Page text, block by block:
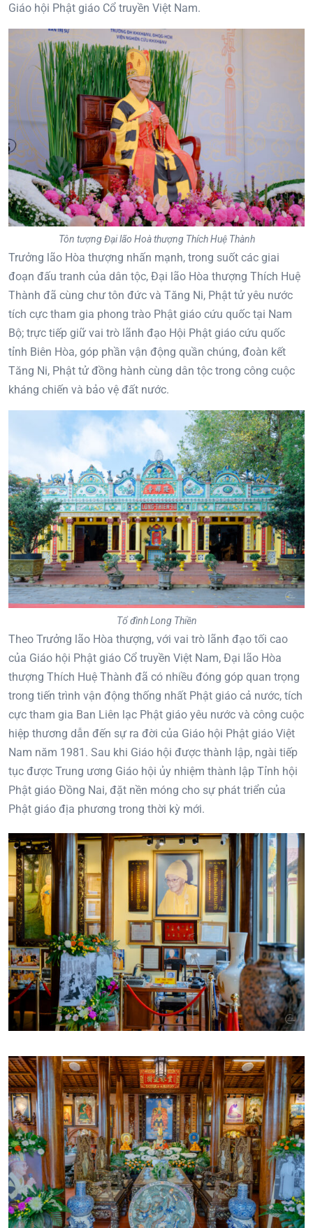
Giáo hội Phật giáo Cổ truyền Việt Nam.
Tôn tượng Đại lão Hoà thượng Thích Huệ Thành
Trưởng lão Hòa thượng nhấn mạnh, trong suốt các giai
đoạn đấu tranh của dân tộc, Đại lão Hòa thượng Thích Huệ
Thành đã cùng chư tôn đức và Tăng Ni, Phật tử yêu nước
tích cực tham gia phong trào Phật giáo cứu quốc tại Nam
Bộ; trực tiếp giữ vai trò lãnh đạo Hội Phật giáo cứu quốc
tỉnh Biên Hòa, góp phần vận động quần chúng, đoàn kết
Tăng Ni, Phật tử đồng hành cùng dân tộc trong công cuộc
kháng chiến và bảo vệ đất nước.
Tổ đình Long Thiền
Theo Trưởng lão Hòa thượng, với vai trò lãnh đạo tối cao
của Giáo hội Phật giáo Cổ truyền Việt Nam, Đại lão Hòa
thượng Thích Huệ Thành đã có nhiều đóng góp quan trọng
trong tiến trình vận động thống nhất Phật giáo cả nước, tích
cực tham gia Ban Liên lạc Phật giáo yêu nước và công cuộc
hiệp thương dẫn đến sự ra đời của Giáo hội Phật giáo Việt
Nam năm 1981. Sau khi Giáo hội được thành lập, ngài tiếp
tục được Trung ương Giáo hội ủy nhiệm thành lập Tỉnh hội
Phật giáo Đồng Nai, đặt nền móng cho sự phát triển của
Phật giáo địa phương trong thời kỳ mới.